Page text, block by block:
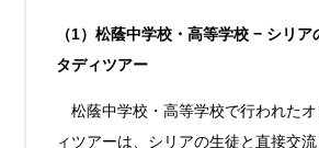
（1）松蔭中学校・高等学校 − シリ
タディツアー
松蔭中学校・高等学校で行われた
ィツアーは、シリアの生徒と直接交